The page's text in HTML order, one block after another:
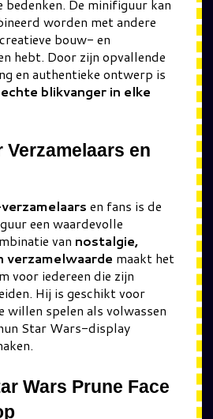
bedenken. De minifiguur kan
worden met andere
bouw- en
hebt. Door zijn opvallende
en authentieke ontwerp is
blikvanger in elke
en
en fans is de
een waardevolle
van nostalgie,
maakt het
voor iedereen die zijn
Hij is geschikt voor
willen spelen als volwassen
Star Wars-display
Wars Prune Face